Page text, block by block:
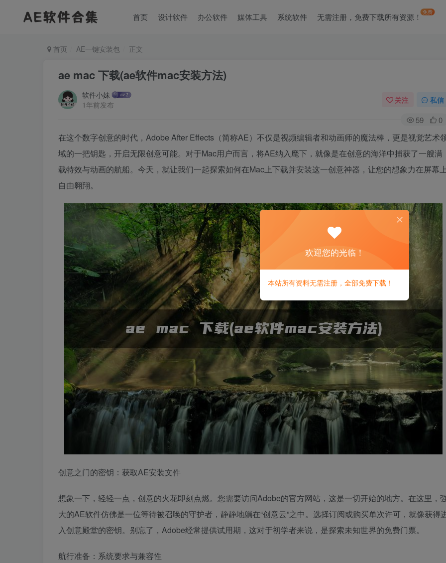
首页 设计软件 办公软件 媒体工具 系统软件 无需注册，免费下载所有资源！免费
首页 AE一键安装包 正文
ae mac 下载(ae软件mac安装方法)
软件小妹
1年前发布
关注 私信
59 0
在这个数字创意的时代，Adobe After Effects（简称AE）不仅是视频编辑者和动画师的魔法棒，更是视觉艺术
域的一把钥匙，开启无限创意可能。对于Mac用户而言，将AE纳入麾下，就像是在创意的海洋中捕获了一艘满
载特效与动画的航船。今天，就让我们一起探索如何在Mac上下载并安装这一创意神器，让您的想象力在屏幕
自由翱翔。
创意之门的密钥：获取AE安装文件
想象一下，轻轻一点，创意的火花即刻点燃。您需要访问Adobe的官方网站，这是一切开始的地方。在这里，
大的AE软件仿佛是一位等待被召唤的守护者，静静地躺在“创意云”之中。选择订阅或购买单次许可，就像获得
入创意殿堂的密钥。别忘了，Adobe经常提供试用期，这对于初学者来说，是探索未知世界的免费门票。
航行准备：系统要求与兼容性
欢迎您的光临！
本站所有资料无需注册，全部免费下载！